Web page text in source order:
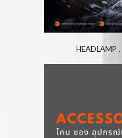
HEADLAMP .